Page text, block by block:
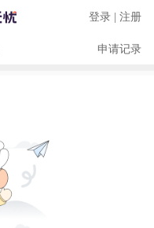
登录 | 注册
申请记录